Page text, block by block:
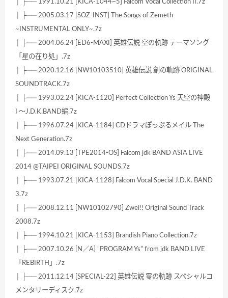
│ ├── 1991.10.21 [KICA-1044~5] Falcom Vocal Collection II.7z
│ ├── 2005.03.17 [SOZ-INST] The Songs of Zemeth
~INSTRUMENTAL ONLY~.7z
│ ├── 2004.06.24 [ED6-MAXI] 英雄伝説 空の軌跡 テーマソング
「星の在り処」.7z
│ ├── 2020.12.16 [NW10103510] 英雄伝説 創の軌跡 ORIGINAL
SOUNDTRACK.7z
│ ├── 1993.02.24 [KICA-1120] Perfect Collection Ys 天空の神殿
I ～J.D.K.BAND編.7z
│ ├── 1996.07.24 [KICA-1184] CDドラマぽっぷるメイル The
Next Generation.7z
│ ├── 2014.09.13 [TPE2014-OS] Falcom jdk BAND ASIA LIVE
2014 @TAIPEI ORIGINAL SOUNDS.7z
│ ├── 1993.07.21 [KICA-1128] Falcom Vocal Special J.D.K. BAND
3.7z
│ ├── 2008.12.11 [NW10102790] Zwei!! Original Sound Track
2008.7z
│ ├── 1994.10.21 [KICA-1153] Brandish Piano Collection.7z
│ ├── 2007.10.26 [N／A] ”PROGRAM Ys” from jdk BAND LIVE
「REBIRTH」.7z
│ ├── 2011.12.14 [SPECIAL-22] 英雄伝説 零の軌跡 スペシャルコ
メンタリーディスク.7z